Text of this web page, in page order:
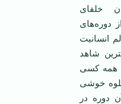
خلفای
دوره‌های
انسانیت
شاهد
همه کسی
خوشی
دوره در